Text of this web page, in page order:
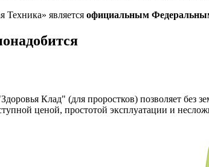
Техника» является официальным
Клад" (для проростков) позволяет без
ценой, простотой эксплуатации и